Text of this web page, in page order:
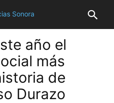
año el
más
de
Durazo